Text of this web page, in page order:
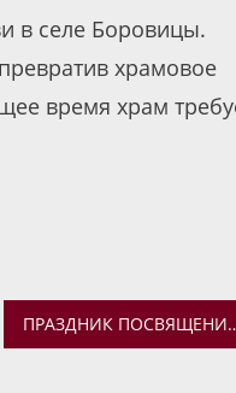
в селе Боровицы.
храмовое
время храм
ПРАЗДНИК ПОСВЯЩЕНИЯ В